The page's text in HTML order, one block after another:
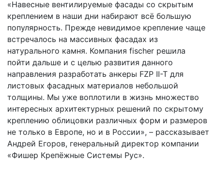
«Навесные вентилируемые фасады со скрытым
креплением в наши дни набирают всё большую
популярность. Прежде невидимое крепление чаще
встречалось на массивных фасадах из
натурального камня. Компания fischer решила
пойти дальше и с целью развития данного
направления разработать анкеры FZP II-T для
листовых фасадных материалов небольшой
толщины. Мы уже воплотили в жизнь множество
интересных архитектурных решений по скрытому
креплению облицовки различных форм и размеров
не только в Европе, но и в России», – рассказывает
Андрей Егоров, генеральный директор компании
«Фишер Крепёжные Системы Рус».